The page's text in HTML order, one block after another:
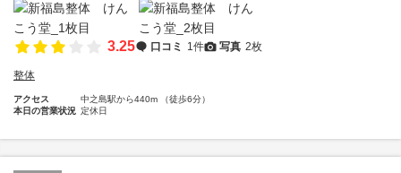
3.25 口コミ 1件 写真 2枚
整体
アクセス
中之島駅から440m （徒歩6分）
本日の営業状況 定休日